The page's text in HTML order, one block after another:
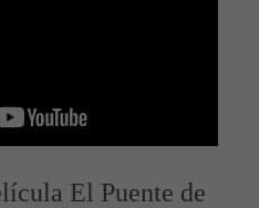
El Puente de